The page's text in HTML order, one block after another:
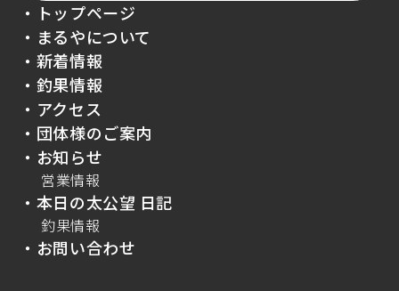
・トップページ
・まるやについて
・新着情報
・釣果情報
・アクセス
・団体様のご案内
・お知らせ
営業情報
・本日の太公望 日記
釣果情報
・お問い合わせ